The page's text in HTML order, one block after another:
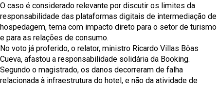
O caso é considerado relevante por discutir os limites da
responsabilidade das plataformas digitais de intermediação de
hospedagem, tema com impacto direto para o setor de turismo
e para as relações de consumo.
No voto já proferido, o relator, ministro Ricardo Villas Bôas
Cueva, afastou a responsabilidade solidária da Booking.
Segundo o magistrado, os danos decorreram de falha
relacionada à infraestrutura do hotel, e não da atividade de